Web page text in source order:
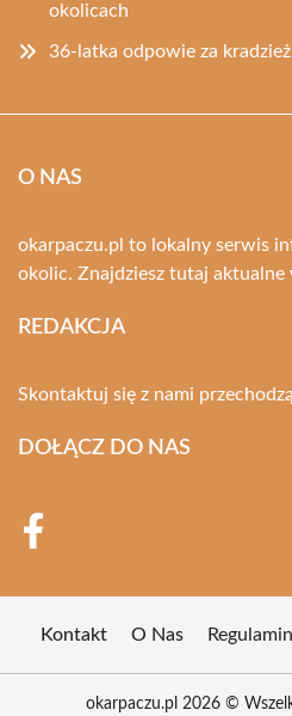
okolicach
36-latka odpowie za
O NAS
okarpaczu.pl to lokalny serwis
okolic. Znajdziesz tutaj aktualne
REDAKCJA
Skontaktuj się z nami
DOŁĄCZ DO NAS
Kontakt O Nas Regulamin
okarpaczu.pl 2026 ©